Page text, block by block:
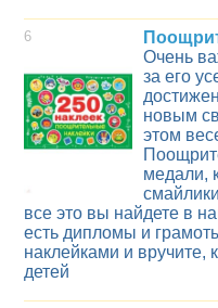
6
Очень
за его
новым
этом
медали,
все это вы найдете в
есть дипломы и
наклейками и вручите,
детей